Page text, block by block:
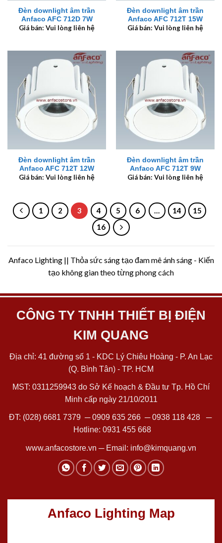
Đèn downlight âm trần
Anfaco AFC 712D 7W
Giá bán: Vui lòng liên hệ
Đèn downlight âm trần
Anfaco AFC 712T 15W
Giá bán: Vui lòng liên hệ
Đèn downlight âm trần
Anfaco AFC 712T 12W
Giá bán: Vui lòng liên hệ
Đèn downlight âm trần
Anfaco AFC 712T 9W
Giá bán: Vui lòng liên hệ
1 2 3 4 5 6 14
15
16
Anfaco Lighting || Thỏa sức sáng tạo đam mê ánh sáng - Kiến
tạo không gian theo từng phong cách
CÔNG TY TNHH THIẾT BỊ ĐIỆN
KIM QUANG
Địa chỉ: 41 đường số 1 - KDC Lý Chiêu Hoàng - P. An Lạc
(Q. Bình Tân) - TP. HCM
MST: 0311259943 do Sở Kế hoạch & Đầu tư Tp. Hồ Chí
Minh cấp ngày 21/10/2011
ĐT: (028) 6681 7379 ─0909 635 266─0938 118 428─
Hotline: 0931 455 668
www.anfacostore.vn ─ Email: info@kimquang.vn
Anfaco Lighting Map